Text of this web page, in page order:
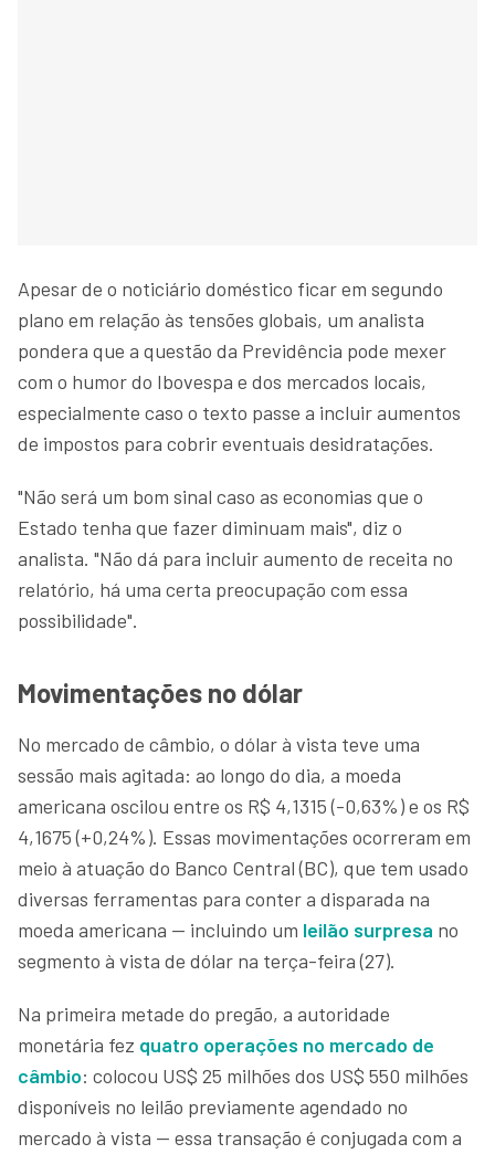
Apesar de o noticiário doméstico ficar em segundo
plano em relação às tensões globais, um analista
pondera que a questão da Previdência pode mexer
com o humor do Ibovespa e dos mercados locais,
especialmente caso o texto passe a incluir aumentos
de impostos para cobrir eventuais desidratações.
"Não será um bom sinal caso as economias que o
Estado tenha que fazer diminuam mais", diz o
analista. "Não dá para incluir aumento de receita no
relatório, há uma certa preocupação com essa
possibilidade".
Movimentações no dólar
No mercado de câmbio, o dólar à vista teve uma
sessão mais agitada: ao longo do dia, a moeda
americana oscilou entre os R$ 4,1315 (-0,63%) e os R$
4,1675 (+0,24%). Essas movimentações ocorreram em
meio à atuação do Banco Central (BC), que tem usado
diversas ferramentas para conter a disparada na
moeda americana — incluindo um leilão surpresa no
segmento à vista de dólar na terça-feira (27).
Na primeira metade do pregão, a autoridade
monetária fez quatro operações no mercado de
câmbio: colocou US$ 25 milhões dos US$ 550 milhões
disponíveis no leilão previamente agendado no
mercado à vista — essa transação é conjugada com a